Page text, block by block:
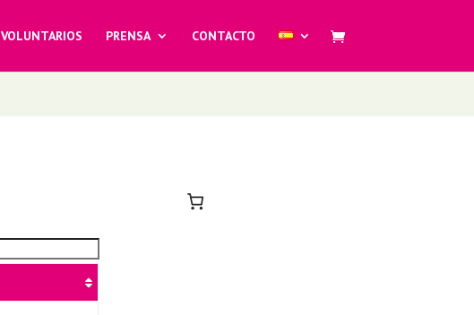
VOLUNTARIOS PRENSA CONTACTO